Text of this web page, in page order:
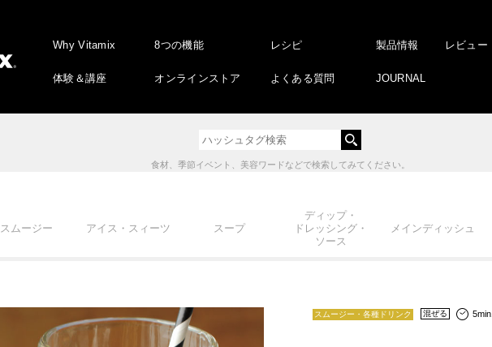
Why Vitamix
体験＆講座
8つの機能
オンラインストア
レシピ
よくある質問
製品情報
JOURNAL
レビュー
食材、季節イベント、美容ワードなどで検索してみてください。
スムージー アイス・スィーツ スープ
ディップ・
ドレッシング・
ソース
メインディッシュ
スムージー・各種ドリンク 混ぜる 5min.